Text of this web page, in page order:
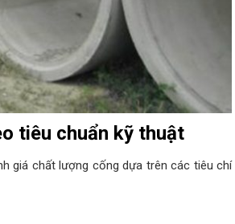
tiêu chuẩn kỹ thuật
giá chất lượng cống dựa trên các tiêu chí